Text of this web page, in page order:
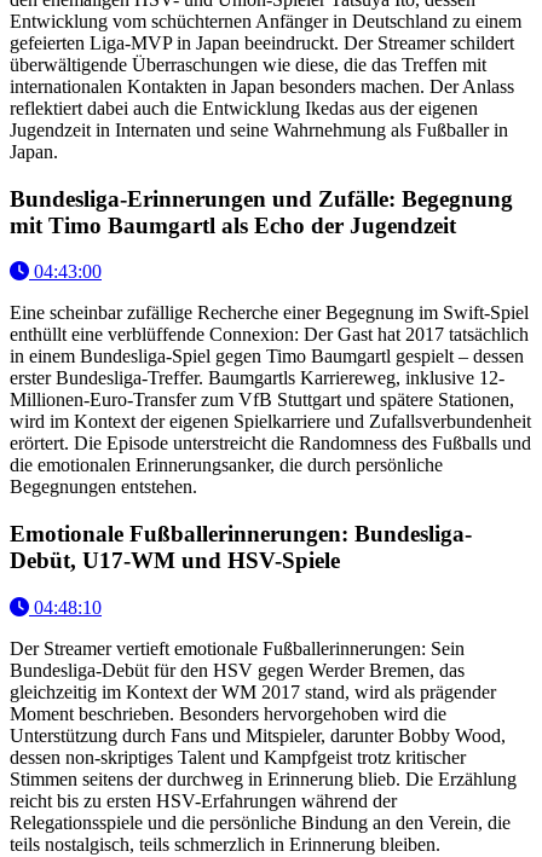
Entwicklung vom schüchternen Anfänger in Deutschland zu einem
gefeierten Liga-MVP in Japan beeindruckt. Der Streamer schildert
überwältigende Überraschungen wie diese, die das Treffen mit
internationalen Kontakten in Japan besonders machen. Der Anlass
reflektiert dabei auch die Entwicklung Ikedas aus der eigenen
Jugendzeit in Internaten und seine Wahrnehmung als Fußballer in
Japan.
Bundesliga-Erinnerungen und Zufälle: Begegnung
mit Timo Baumgartl als Echo der Jugendzeit
04:43:00
Eine scheinbar zufällige Recherche einer Begegnung im Swift-Spiel
enthüllt eine verblüffende Connexion: Der Gast hat 2017 tatsächlich
in einem Bundesliga-Spiel gegen Timo Baumgartl gespielt – dessen
erster Bundesliga-Treffer. Baumgartls Karriereweg, inklusive 12-
Millionen-Euro-Transfer zum VfB Stuttgart und spätere Stationen,
wird im Kontext der eigenen Spielkarriere und Zufallsverbundenheit
erörtert. Die Episode unterstreicht die Randomness des Fußballs und
die emotionalen Erinnerungsanker, die durch persönliche
Begegnungen entstehen.
Emotionale Fußballerinnerungen: Bundesliga-
Debüt, U17-WM und HSV-Spiele
04:48:10
Der Streamer vertieft emotionale Fußballerinnerungen: Sein
Bundesliga-Debüt für den HSV gegen Werder Bremen, das
gleichzeitig im Kontext der WM 2017 stand, wird als prägender
Moment beschrieben. Besonders hervorgehoben wird die
Unterstützung durch Fans und Mitspieler, darunter Bobby Wood,
dessen non-skriptiges Talent und Kampfgeist trotz kritischer
Stimmen seitens der durchweg in Erinnerung blieb. Die Erzählung
reicht bis zu ersten HSV-Erfahrungen während der
Relegationsspiele und die persönliche Bindung an den Verein, die
teils nostalgisch, teils schmerzlich in Erinnerung bleiben.